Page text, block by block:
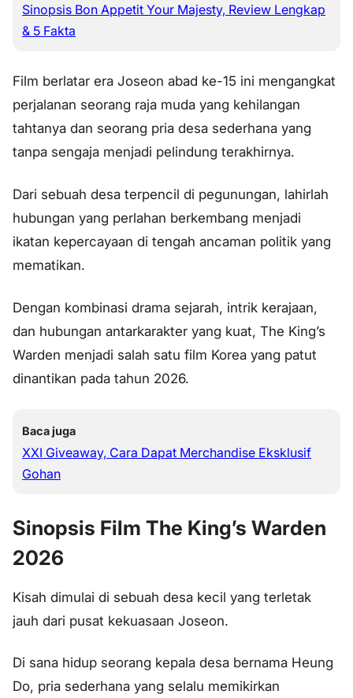
Sinopsis Bon Appetit Your Majesty, Review Lengkap
& 5 Fakta
Film berlatar era Joseon abad ke-15 ini mengangkat
perjalanan seorang raja muda yang kehilangan
tahtanya dan seorang pria desa sederhana yang
tanpa sengaja menjadi pelindung terakhirnya.
Dari sebuah desa terpencil di pegunungan, lahirlah
hubungan yang perlahan berkembang menjadi
ikatan kepercayaan di tengah ancaman politik yang
mematikan.
Dengan kombinasi drama sejarah, intrik kerajaan,
dan hubungan antarkarakter yang kuat, The King’s
Warden menjadi salah satu film Korea yang patut
dinantikan pada tahun 2026.
Baca juga
XXI Giveaway, Cara Dapat Merchandise Eksklusif
Gohan
Sinopsis Film The King’s Warden
2026
Kisah dimulai di sebuah desa kecil yang terletak
jauh dari pusat kekuasaan Joseon.
Di sana hidup seorang kepala desa bernama Heung
Do, pria sederhana yang selalu memikirkan